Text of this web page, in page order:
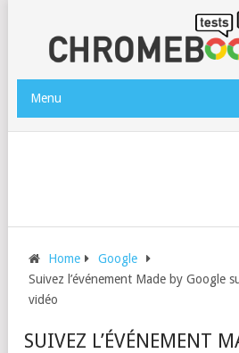
Menu
Home
Google
Suivez l’événement Made by Google
vidéo
SUIVEZ L’ÉVÉNEMENT